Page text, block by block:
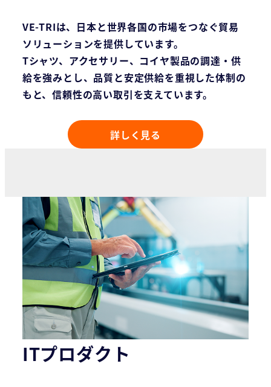
VE-TRIは、日本と世界各国の市場をつなぐ貿易
ソリューションを提供しています。
Tシャツ、アクセサリー、コイヤ製品の調達・供
給を強みとし、品質と安定供給を重視した体制の
もと、信頼性の高い取引を支えています。
詳しく見る
ITプロダクト